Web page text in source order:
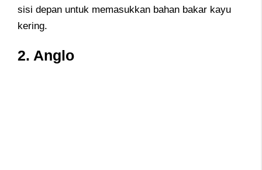
sisi depan untuk memasukkan bahan bakar kayu
kering.
2. Anglo